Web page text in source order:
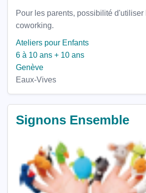
Pour les parents, possibilité d'utiliser
coworking.
Ateliers pour Enfants
6 à 10 ans + 10 ans
Genève
Eaux-Vives
Signons Ensemble